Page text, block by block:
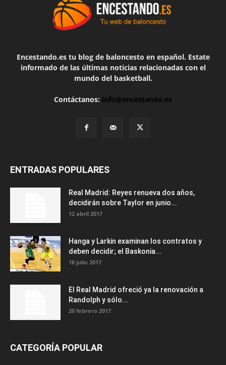
Encestando.es tu blog de baloncesto en español. Estate
informado de las últimas noticias relacionadas con el
mundo del basketball.
Contáctanos: info@encestando.es
ENTRADAS POPULARES
Real Madrid: Reyes renueva dos años,
decidirán sobre Taylor en junio...
12 abril 2017
Hanga y Larkin examinan los contratos y
deben decidir; el Baskonia...
18 julio 2017
El Real Madrid ofreció ya la renovación a
Randolph y sólo...
20 febrero 2017
CATEGORÍA POPULAR